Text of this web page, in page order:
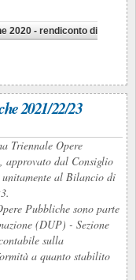
2020 - rendiconto di
2021/22/23
Triennale Opere
approvato dal Consiglio
al Bilancio di
Pubbliche sono parte
(DUP) - Sezione
sulla
a quanto stabilito